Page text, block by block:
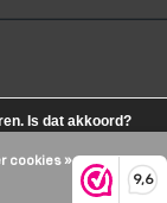
9,6
Is dat akkoord?
cookies »